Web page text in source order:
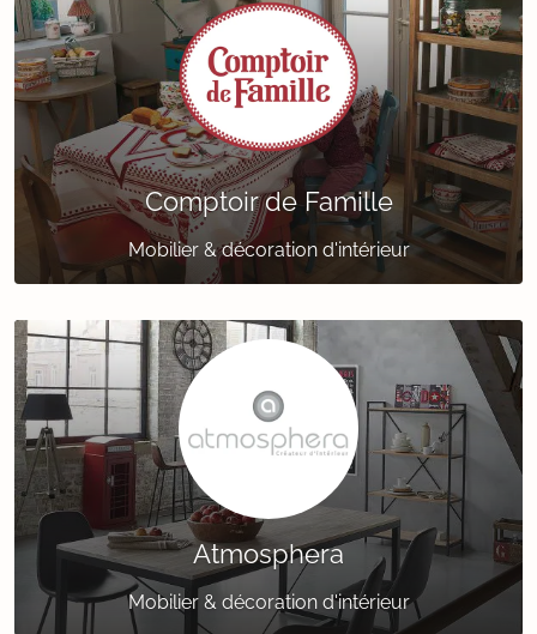
Comptoir de Famille
Mobilier & décoration d'intérieur
Atmosphera
Mobilier & décoration d'intérieur